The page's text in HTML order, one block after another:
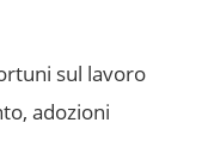
sul lavoro
adozioni